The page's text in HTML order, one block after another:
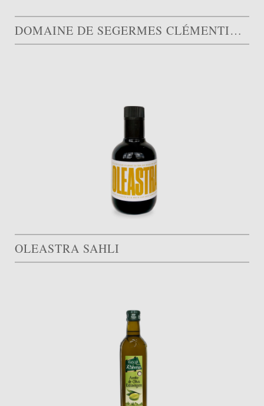
DOMAINE DE SEGERMES CLÉMENTINE CASSAR
OLEASTRA SAHLI